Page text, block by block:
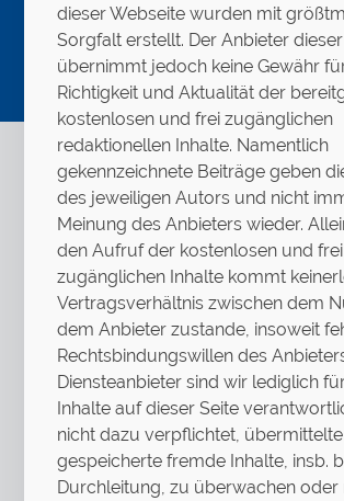
dieser Webseite wurden mit
Sorgfalt erstellt. Der Anbieter
übernimmt jedoch keine Gewähr
Richtigkeit und Aktualität der
kostenlosen und frei zugänglichen
redaktionellen Inhalte. Namentlich
gekennzeichnete Beiträge geben
des jeweiligen Autors und nicht
Meinung des Anbieters wieder.
den Aufruf der kostenlosen und frei
zugänglichen Inhalte kommt
Vertragsverhältnis zwischen dem
dem Anbieter zustande, insoweit
Rechtsbindungswillen des
Diensteanbieter sind wir lediglich
Inhalte auf dieser Seite
nicht dazu verpflichtet,
gespeicherte fremde Inhalte, insb.
Durchleitung, zu überwachen oder